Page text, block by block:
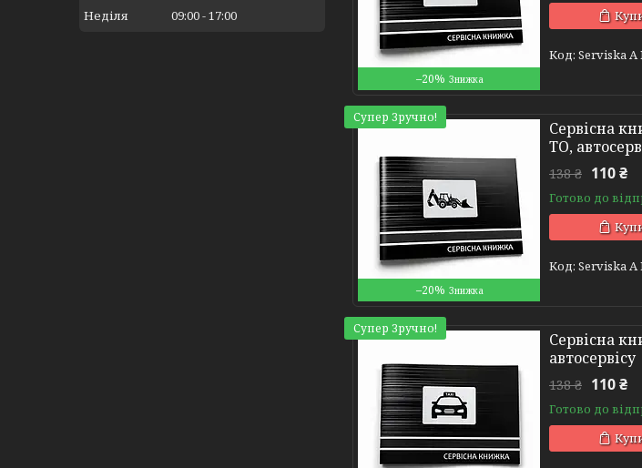
–20%
Serviska A
Супер Зручно!
–20%
Сервісна
ТО,
138 ₴ 110 ₴
Готово до
Serviska A
Супер Зручно!
Сервісна
автосервісу
138 ₴ 110 ₴
Готово до
Неділя
09:00 17:00